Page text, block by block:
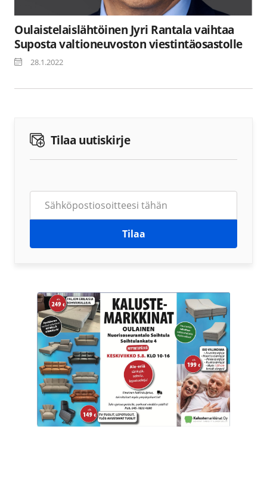
Oulaistelaislähtöinen Jyri Rantala vaihtaa
Suposta valtioneuvoston viestintäosastolle
28.1.2022
Tilaa uutiskirje
Tilaa